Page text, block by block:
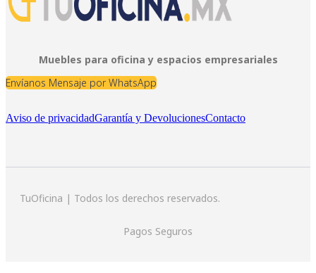
Muebles para oficina y espacios empresariales
Envíanos Mensaje por WhatsApp
Aviso de privacidadGarantía y DevolucionesContacto
TuOficina | Todos los derechos reservados.
Pagos Seguros